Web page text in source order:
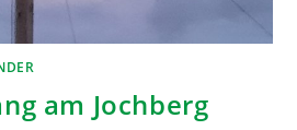
am Jochberg